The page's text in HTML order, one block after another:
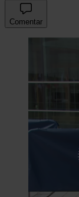
Comentar